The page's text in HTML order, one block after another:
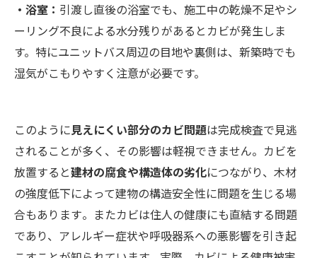
・浴室： 引渡し直後の浴室でも、施工中の乾燥不足やシ
ーリング不良による水分残りがあるとカビが発生しま
す。特にユニットバス周辺の目地や裏側は、新築時でも
湿気がこもりやすく注意が必要です。
このように見えにくい部分のカビ問題は完成検査で見逃
されることが多く、その影響は軽視できません。カビを
放置すると建材の腐食や構造体の劣化につながり、木材
の強度低下によって建物の構造安全性に問題を生じる場
合もあります​。またカビは住人の健康にも直結する問題
であり、アレルギー症状や呼吸器系への悪影響を引き起